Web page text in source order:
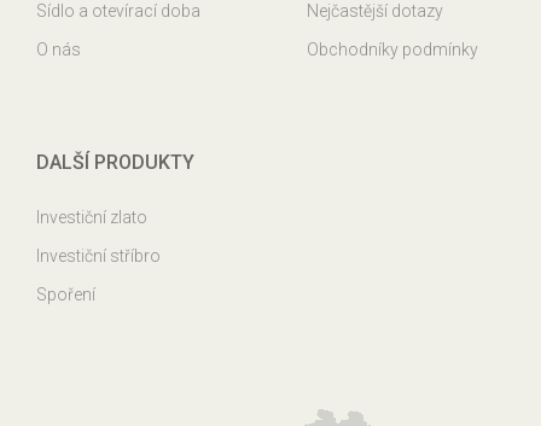
Sídlo a otevírací doba
O nás
Nejčastější dotazy
Obchodníky podmínky
DALŠÍ PRODUKTY
Investiční zlato
Investiční stříbro
Spoření